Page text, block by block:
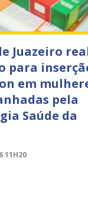
Juazeiro
para
em
pela
Saúde da
11H20